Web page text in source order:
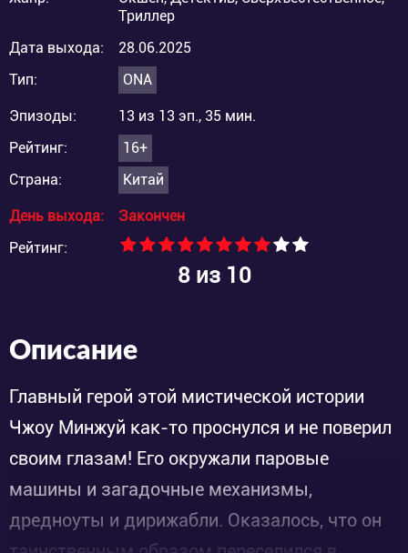
Триллер
Дата выхода:
28.06.2025
Тип:
ONA
Эпизоды:
13 из 13 эп., 35 мин.
Рейтинг:
16+
Страна:
Китай
День выхода:
Закончен
Рейтинг:
8из 10
Описание
Главный герой этой мистической истории
Чжоу Минжуй как-то проснулся и не поверил
своим глазам! Его окружали паровые
машины и загадочные механизмы,
дредноуты и дирижабли. Оказалось, что он